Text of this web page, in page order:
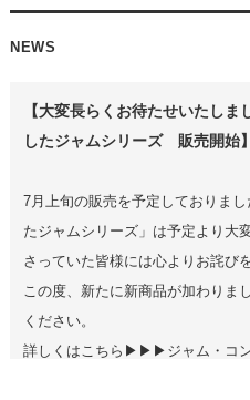
NEWS
【大変長らくお待たせいたしま
したジャムシリーズ 販売開始】
7月上旬の販売を予定しておりま
たジャムシリーズ」は予定より大
さっていた皆様には心よりお詫び
この度、新たに新商品が加わりま
ください。
詳しくはこちら▶▶▶ジャム・コ